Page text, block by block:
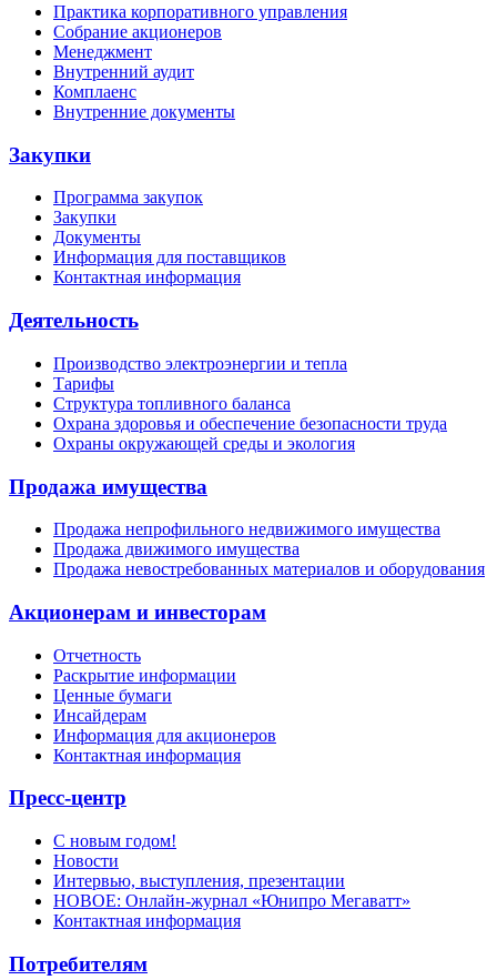
Практика корпоративного управления
Собрание акционеров
Менеджмент
Внутренний аудит
Комплаенс
Внутренние документы
Закупки
Программа закупок
Закупки
Документы
Информация для поставщиков
Контактная информация
Деятельность
Производство электроэнергии и тепла
Тарифы
Структура топливного баланса
Охрана здоровья и обеспечение безопасности труда
Охраны окружающей среды и экология
Продажа имущества
Продажа непрофильного недвижимого имущества
Продажа движимого имущества
Продажа невостребованных материалов и оборудования
Акционерам и инвесторам
Отчетность
Раскрытие информации
Ценные бумаги
Инсайдерам
Информация для акционеров
Контактная информация
Пресс-центр
С новым годом!
Новости
Интервью, выступления, презентации
НОВОЕ: Онлайн-журнал «Юнипро Мегаватт»
Контактная информация
Потребителям